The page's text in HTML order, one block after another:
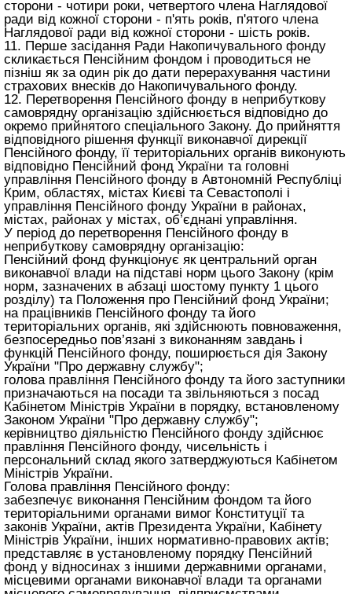
сторони - чотири роки, четвертого члена Наглядової
ради від кожної сторони - п'ять років, п'ятого члена
Наглядової ради від кожної сторони - шість років.
11. Перше засідання Ради Накопичувального фонду
скликається Пенсійним фондом і проводиться не
пізніш як за один рік до дати перерахування частини
страхових внесків до Накопичувального фонду.
12. Перетворення Пенсійного фонду в неприбуткову
самоврядну організацію здійснюється відповідно до
окремо прийнятого спеціального Закону. До прийняття
відповідного рішення функції виконавчої дирекції
Пенсійного фонду, її територіальних органів виконують
відповідно Пенсійний фонд України та головні
управління Пенсійного фонду в Автономній Республіці
Крим, областях, містах Києві та Севастополі і
управління Пенсійного фонду України в районах,
містах, районах у містах, об’єднані управління.
У період до перетворення Пенсійного фонду в
неприбуткову самоврядну організацію:
Пенсійний фонд функціонує як центральний орган
виконавчої влади на підставі норм цього Закону (крім
норм, зазначених в абзаці шостому пункту 1 цього
розділу) та Положення про Пенсійний фонд України;
на працівників Пенсійного фонду та його
територіальних органів, які здійснюють повноваження,
безпосередньо пов’язані з виконанням завдань і
функцій Пенсійного фонду, поширюється дія Закону
України "Про державну службу";
голова правління Пенсійного фонду та його заступники
призначаються на посади та звільняються з посад
Кабінетом Міністрів України в порядку, встановленому
Законом України "Про державну службу";
керівництво діяльністю Пенсійного фонду здійснює
правління Пенсійного фонду, чисельність і
персональний склад якого затверджуються Кабінетом
Міністрів України.
Голова правління Пенсійного фонду:
забезпечує виконання Пенсійним фондом та його
територіальними органами вимог Конституції та
законів України, актів Президента України, Кабінету
Міністрів України, інших нормативно-правових актів;
представляє в установленому порядку Пенсійний
фонд у відносинах з іншими державними органами,
місцевими органами виконавчої влади та органами